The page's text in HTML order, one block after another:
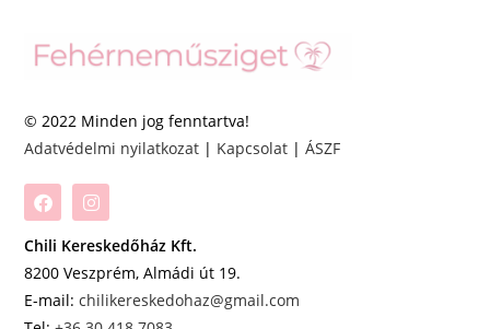
© 2022 Minden jog fenntartva!
Adatvédelmi nyilatkozat | Kapcsolat |ÁSZF
Chili Kereskedőház Kft.
8200 Veszprém, Almádi út 19.
E-mail:chilikereskedohaz@gmail.com